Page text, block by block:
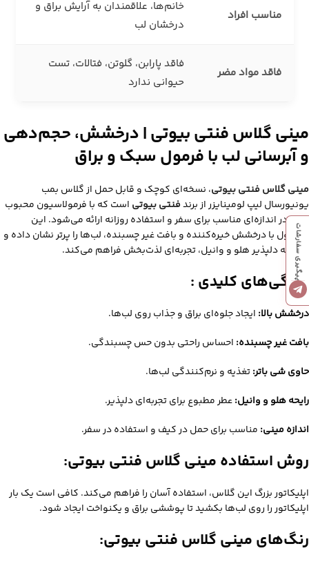
مناسب افراد
خانم‌ها، علاقمندان به آرایش براق و
درخشان لب
فاقد مواد مضر
فاقد پارابن، گلوتن، فتالات، تست
حیوانی ندارد
مینی گلاس فنتی بیوتی | درخشش، حجم‌دهی
و آبرسانی لب با فرمول سبک و براق
مینی گلاس فنتی بیوتی، نسخه‌ای کوچک و قابل حمل از گلاس بمب
یونیورسال لیپ لومینایزر از برندفنتی بیوتی است که با فرمولاسیون محبوب
خود، در اندازه‌ای مناسب برای سفر و استفاده روزانه ارائه می‌شود. این
محصول با درخشش خیره‌کننده و بافت غیر چسبنده، لب‌ها را پرتر نشان داده و
با رایحه دلپذیر هلو و وانیل، تجربه‌ای لذت‌بخش فراهم می‌کند.
ویژگی‌های کلیدی :
درخشش بالا: ایجاد جلوه‌ای براق و جذاب روی لب‌ها.
بافت غیر چسبنده: احساس راحتی بدون حس چسبندگی.
حاوی شی باتر:تغذیه و نرم‌کنندگی لب‌ها.
رایحه هلو و وانیل:عطر مطبوع برای تجربه‌ای دلپذیر.
اندازه مینی: مناسب برای حمل در کیف و استفاده در سفر.
روش استفاده مینی گلاس فنتی بیوتی:
اپلیکاتور بزرگ این گلاس، استفاده آسان را فراهم می‌کند. کافی است یک بار
اپلیکاتور را روی لب‌ها بکشید تا پوششی براق و یکنواخت ایجاد شود.
رنگ‌های مینی گلاس فنتی بیوتی:
پیگیری سفارشات